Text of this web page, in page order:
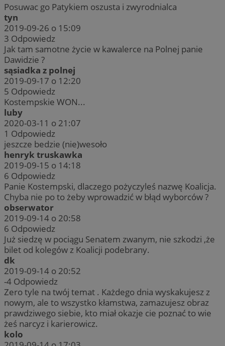
Posuwac go Patykiem oszusta i zwyrodnialca
tyn
2019-09-26 o 15:09
3 Odpowiedz
Jak tam samotne życie w kawalerce na Polnej panie
Dawidzie ?
sąsiadka z polnej
2019-09-17 o 12:20
5 Odpowiedz
Kostempskie WON...
luby
2020-03-11 o 21:07
1 Odpowiedz
jeszcze bedzie (nie)wesoło
henryk truskawka
2019-09-15 o 14:18
6 Odpowiedz
Panie Kostempski, dlaczego pożyczyleś nazwę Koalicja.
Chyba nie po to żeby wprowadzić w błąd wyborców ?
obserwator
2019-09-14 o 20:58
6 Odpowiedz
Już siedzę w pociągu Senatem zwanym, nie szkodzi ,że
bilet od kolegów z Koalicji podebrany.
dk
2019-09-14 o 20:52
-4 Odpowiedz
Zero tyle na twój temat . Każdego dnia wyskakujesz z
nowym, ale to wszystko kłamstwa, zamazujesz obraz
prawdziwego siebie, kto miał okazje cie poznać to wie
żeś narcyz i karierowicz.
kolo